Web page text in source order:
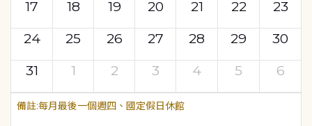
17
18 19 20 21 22
23
24
25 26 27 28 29
30
31
1 2 3 4 5 6
每月最後一個週四、國定假日休館